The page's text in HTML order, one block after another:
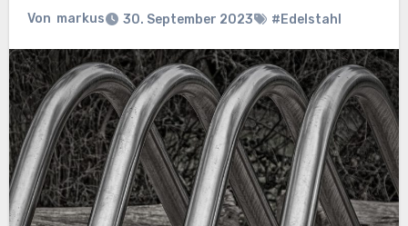
Von markus 30. September 2023 #Edelstahl